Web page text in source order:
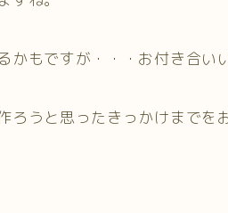
かもですが・・・お付き合い
ろうと思ったきっかけまでを